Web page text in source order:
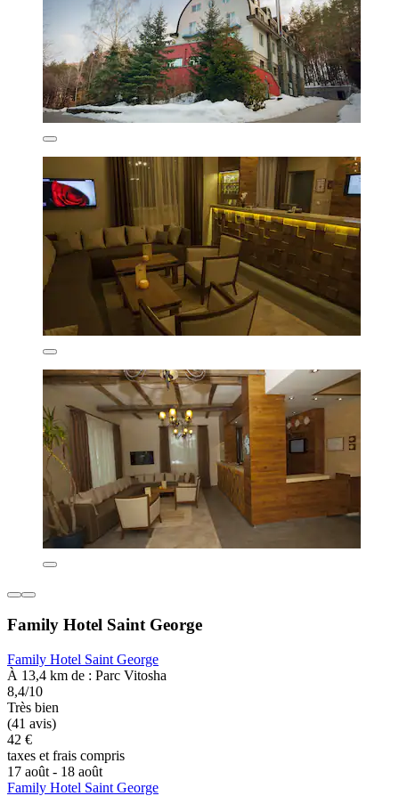
Family Hotel Saint George
Family Hotel Saint George
À 13,4 km de : Parc Vitosha
8,4/10
Très bien
(41 avis)
42 €
taxes et frais compris
17 août - 18 août
Family Hotel Saint George